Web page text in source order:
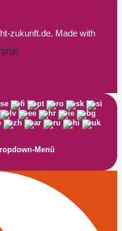
zukunft.de. Made with